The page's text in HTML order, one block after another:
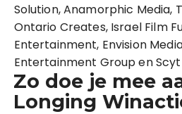
Solution, Anamorphic Media,
Ontario Creates, Israel Film
Entertainment, Envision
Entertainment Group en
Zo doe je mee
Longing